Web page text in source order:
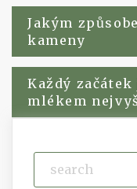
Navigace
pro
příspěvek
Jakým
kameny
Každý
mlékem